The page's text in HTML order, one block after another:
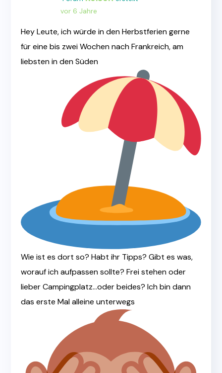
vor 6 Jahre
Hey Leute, ich würde in den Herbstferien gerne
für eine bis zwei Wochen nach Frankreich, am
liebsten in den Süden
Wie ist es dort so? Habt ihr Tipps? Gibt es was,
worauf ich aufpassen sollte? Frei stehen oder
lieber Campingplatz…oder beides? Ich bin dann
das erste Mal alleine unterwegs